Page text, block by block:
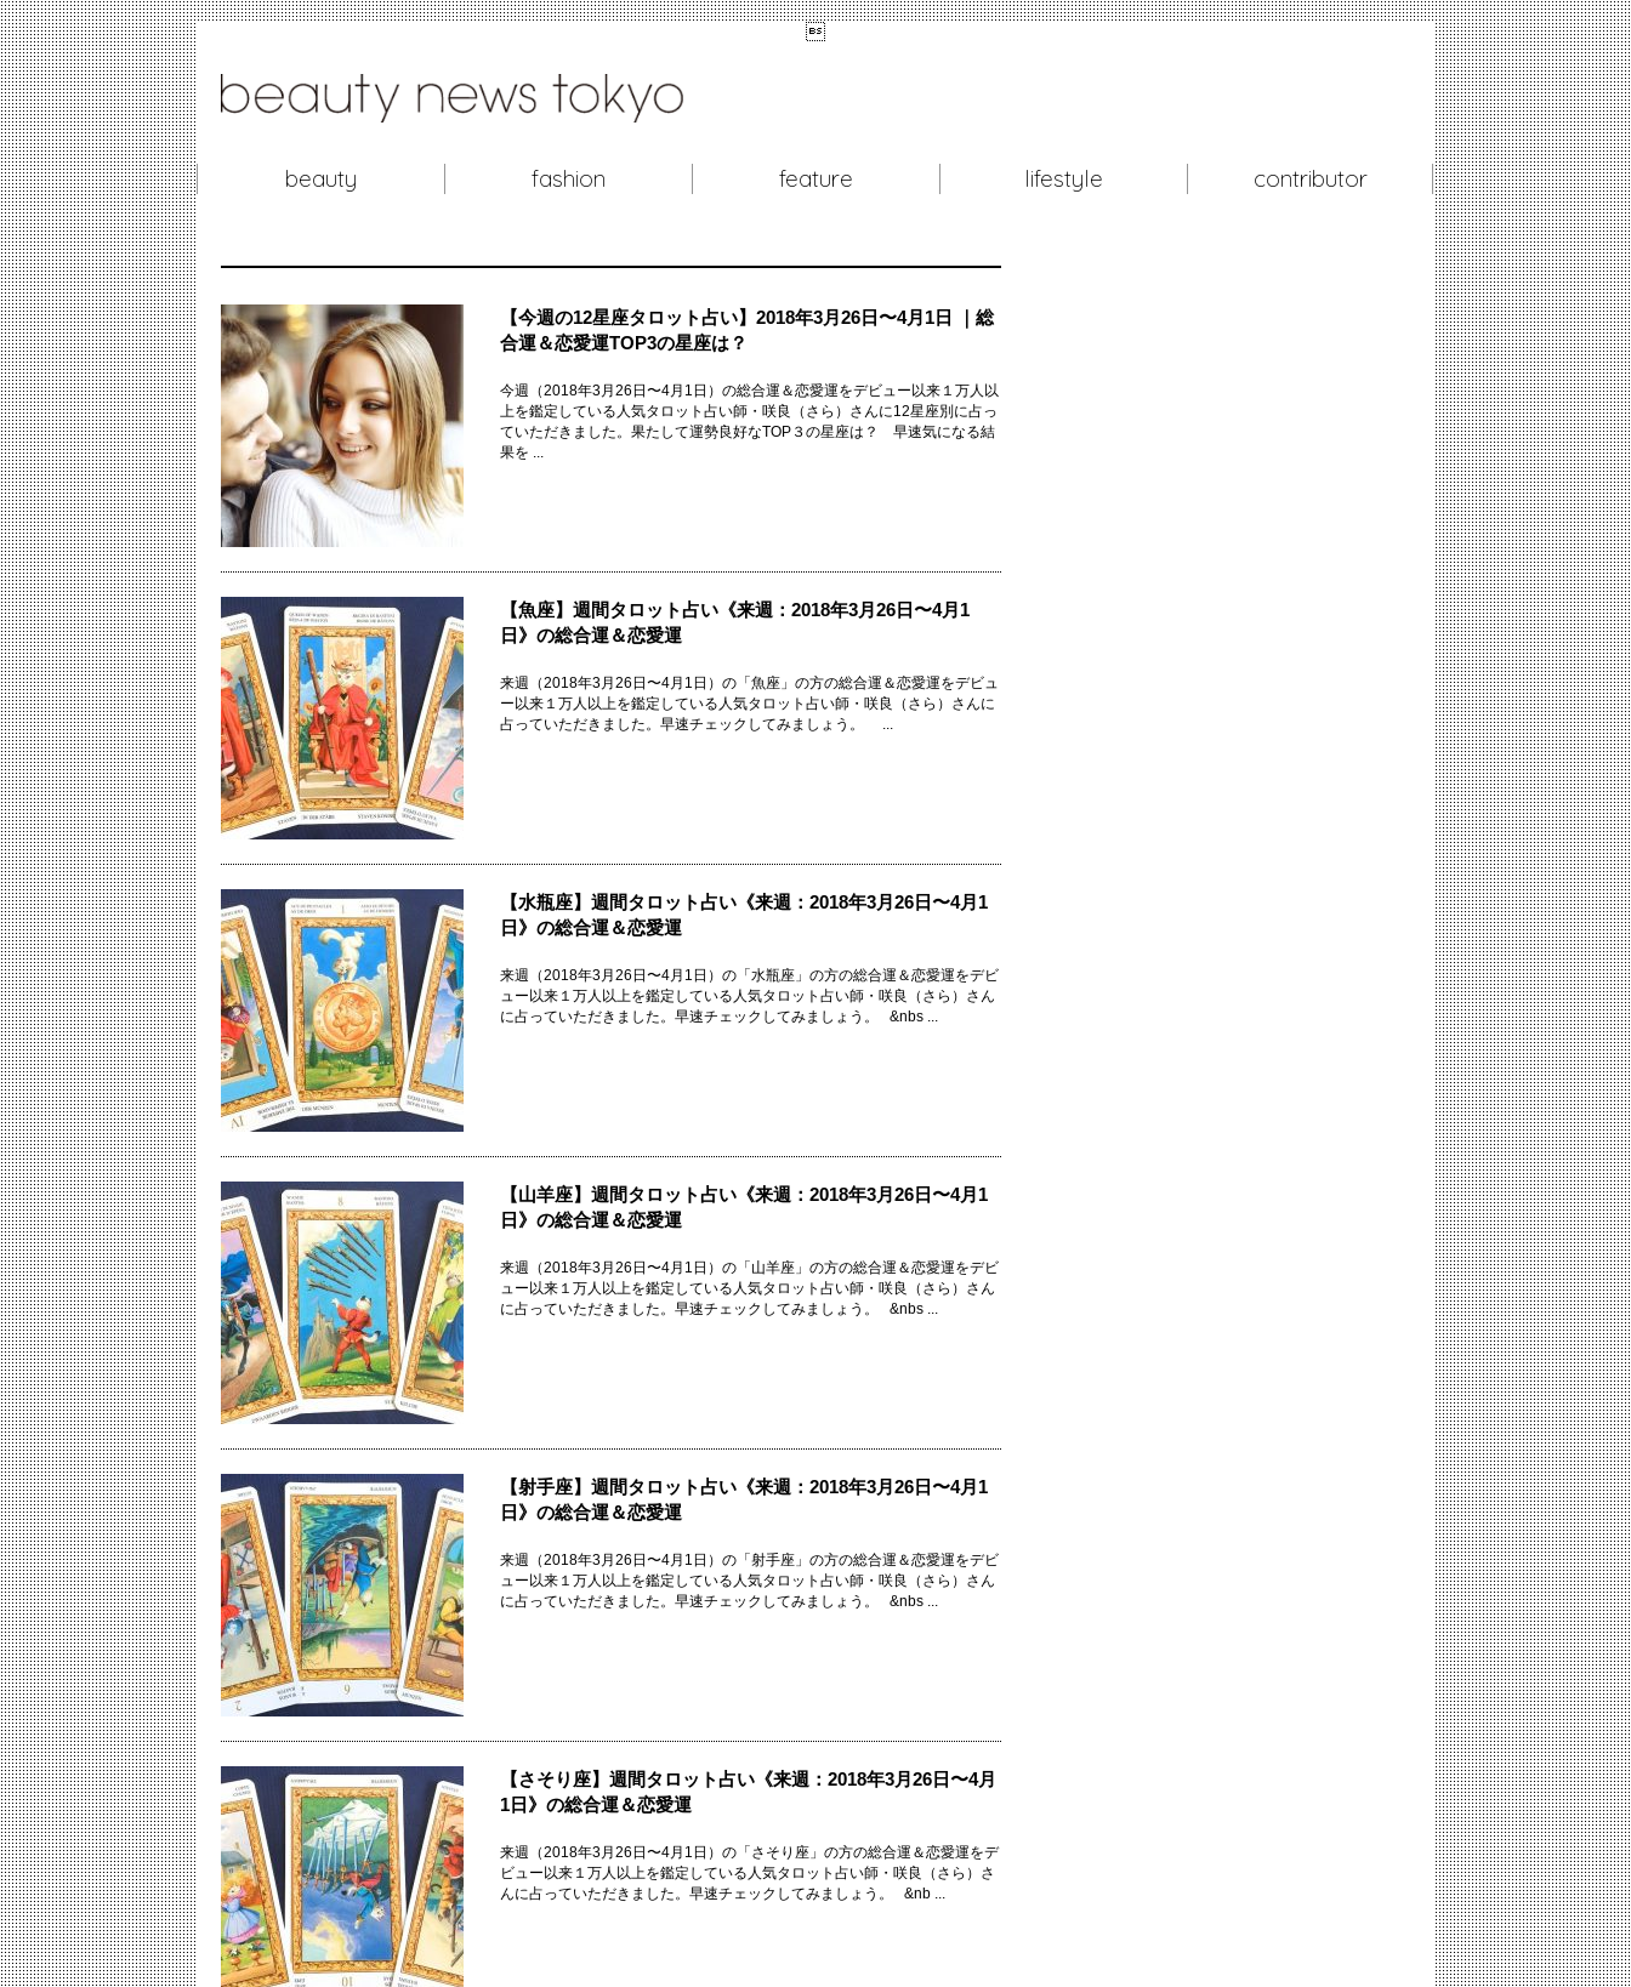

beauty fashion feature lifestyle contributor
【今週の12星座タロット占い】2018年3月26日〜4月1日 ｜総
合運＆恋愛運TOP3の星座は？
今週（2018年3月26日〜4月1日）の総合運＆恋愛運をデビュー以来１万人以
上を鑑定している人気タロット占い師・咲良（さら）さんに12星座別に占っ
ていただきました。果たして運勢良好なTOP３の星座は？ 早速気になる結
果を ...
【魚座】週間タロット占い《来週：2018年3月26日〜4月1
日》の総合運＆恋愛運
来週（2018年3月26日〜4月1日）の「魚座」の方の総合運＆恋愛運をデビュ
ー以来１万人以上を鑑定している人気タロット占い師・咲良（さら）さんに
占っていただきました。早速チェックしてみましょう。 ...
【水瓶座】週間タロット占い《来週：2018年3月26日〜4月1
日》の総合運＆恋愛運
来週（2018年3月26日〜4月1日）の「水瓶座」の方の総合運＆恋愛運をデビ
ュー以来１万人以上を鑑定している人気タロット占い師・咲良（さら）さん
に占っていただきました。早速チェックしてみましょう。 &nbs ...
【山羊座】週間タロット占い《来週：2018年3月26日〜4月1
日》の総合運＆恋愛運
来週（2018年3月26日〜4月1日）の「山羊座」の方の総合運＆恋愛運をデビ
ュー以来１万人以上を鑑定している人気タロット占い師・咲良（さら）さん
に占っていただきました。早速チェックしてみましょう。 &nbs ...
【射手座】週間タロット占い《来週：2018年3月26日〜4月1
日》の総合運＆恋愛運
来週（2018年3月26日〜4月1日）の「射手座」の方の総合運＆恋愛運をデビ
ュー以来１万人以上を鑑定している人気タロット占い師・咲良（さら）さん
に占っていただきました。早速チェックしてみましょう。 &nbs ...
【さそり座】週間タロット占い《来週：2018年3月26日〜4月
1日》の総合運＆恋愛運
来週（2018年3月26日〜4月1日）の「さそり座」の方の総合運＆恋愛運をデ
ビュー以来１万人以上を鑑定している人気タロット占い師・咲良（さら）さ
んに占っていただきました。早速チェックしてみましょう。 &nb ...